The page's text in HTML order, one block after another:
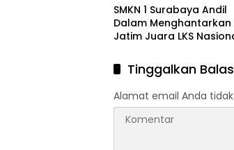
SMKN 1 Surabaya Andil
Dalam Menghantarkan
Jatim Juara LKS
Tinggalkan
Alamat email Anda